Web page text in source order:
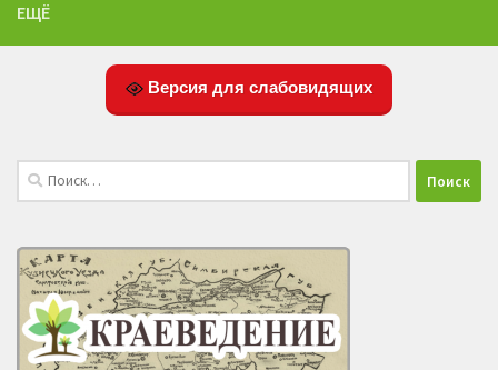
ЕЩЁ
Версия для слабовидящих
Найти: